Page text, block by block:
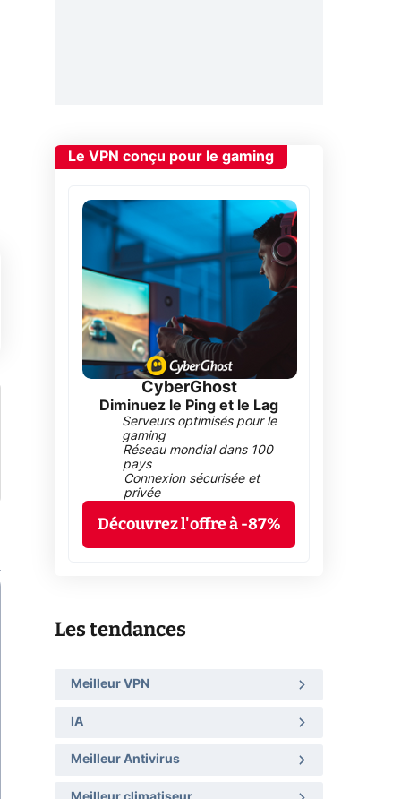
Le VPN conçu pour le gaming
CyberGhost
Diminuez le Ping et le Lag
Serveurs optimisés pour le
gaming
Réseau mondial dans 100
pays
Connexion sécurisée et
privée
Découvrez l'offre à -87%
Les tendances
Meilleur VPN
IA
Meilleur Antivirus